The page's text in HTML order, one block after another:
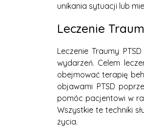
unikania sytuacji lub
Leczenie
Leczenie Traumy
wydarzeń. Celem
obejmować terapię
objawami PTSD
pomóc pacjentowi w
Wszystkie te techniki
życia.